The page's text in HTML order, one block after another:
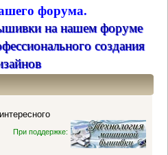
форума.
на нашем форуме
создания
При поддержке: